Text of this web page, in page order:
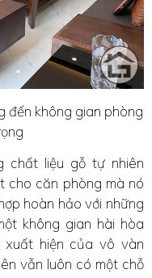
đến không gian phòng
chất liệu gỗ tự nhiên
cho căn phòng mà nó
hoàn hảo với những
không gian hài hòa
hiện của vô vàn
vẫn luôn có một chỗ